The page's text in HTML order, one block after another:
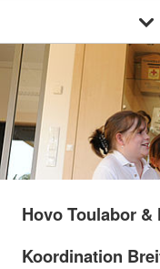
Hovo Toulabor &
Koordination